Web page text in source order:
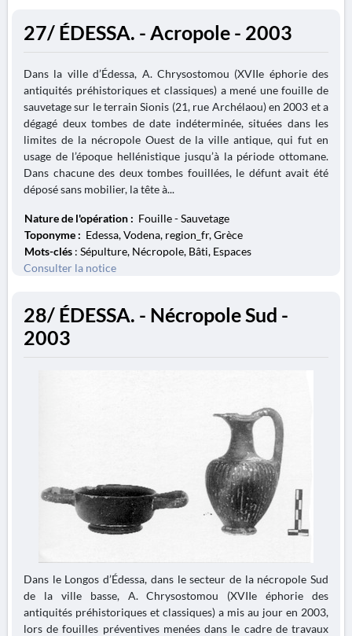
27/ ÉDESSA. - Acropole - 2003
Dans la ville d’Édessa, A. Chrysostomou (XVIIe éphorie des
antiquités préhistoriques et classiques) a mené une fouille de
sauvetage sur le terrain Sionis (21, rue Archélaou) en 2003 et a
dégagé deux tombes de date indéterminée, situées dans les
limites de la nécropole Ouest de la ville antique, qui fut en
usage de l’époque hellénistique jusqu’à la période ottomane.
Dans chacune des deux tombes fouillées, le défunt avait été
déposé sans mobilier, la tête à...
Nature de l'opération : Fouille - Sauvetage
Toponyme : Edessa, Vodena, region_fr, Grèce
Mots-clés : Sépulture, Nécropole, Bâti, Espaces
Consulter la notice
28/ ÉDESSA. - Nécropole Sud -
2003
Dans le Longos d’Édessa, dans le secteur de la nécropole Sud
de la ville basse, A. Chrysostomou (XVIIe éphorie des
antiquités préhistoriques et classiques) a mis au jour en 2003,
lors de fouilles préventives menées dans le cadre de travaux